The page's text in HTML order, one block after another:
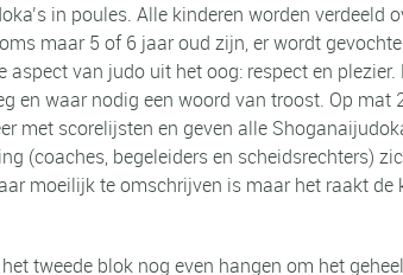
in poules. Alle kinderen worden verdeeld
maar 5 of 6 jaar oud zijn, er wordt
van judo uit het oog: respect en plezier.
en waar nodig een woord van troost. Op mat
met scorelijsten en geven alle
(coaches, begeleiders en scheidsrechters)
moeilijk te omschrijven is maar het raakt de
tweede blok nog even hangen om het